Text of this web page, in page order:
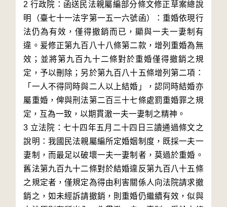
2 行政院：函送民法親屬編部分條文修正草案總說
明（臺七十一法字第一五一六號函）：重婚依現行
法仍為有效，僅得撤銷而已，顯與一夫一妻制有
違。爰修正第九百八十八條第二款，增列重婚為無
效；並將第九百九十二條對於重婚僅得撤銷之規
定，予以刪除；另於第九百八十五條增列第二項：
「一人不得同時與二人以上結婚」，認同時結婚亦
屬重婚，俾與刑法第二百三十七條處罰重婚罪之規
定，互為一致，以期貫澈一夫一妻制之精神。
3 立法院：七十四年五月二十四日三讀通過條文之
說明：我國民法親屬編所定婚姻制度，既採一夫一
妻制，而最足以破壞一夫一妻制者，莫過於重婚。
舊法第九百九十二條對於結婚違反第九百八十五條
之規定者，僅規定為得由利害關係人向法院請求撤
銷之，如未經訴請撤銷，則重婚仍繼續有效，似與